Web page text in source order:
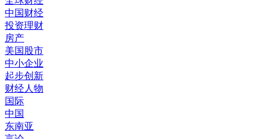
中国财经
投资理财
房产
美国股市
中小企业
起步创新
财经人物
国际
中国
东南亚